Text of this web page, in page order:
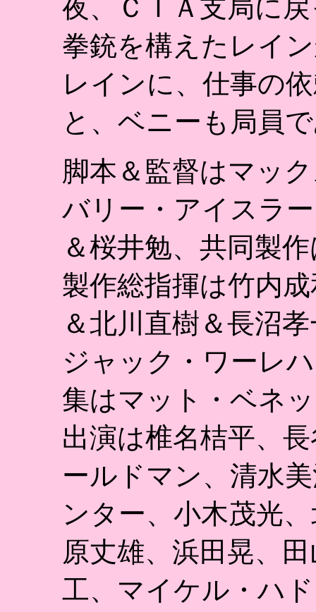
夜、ＣＩＡ支局に
拳銃を構えたレイ
レインに、仕事の
と、ベニーも局員
脚本＆監督はマッ
バリー・アイスラ
＆桜井勉、共同製
製作総指揮は竹内
＆北川直樹＆長沼
ジャック・ワーレ
集はマット・ベネ
出演は椎名桔平、
ールドマン、清水
ンター、小木茂光
原丈雄、浜田晃、
工、マイケル・ハ